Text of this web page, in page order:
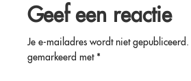
Geef een reactie
Je e-mailadres wordt niet gepubliceerd.
gemarkeerd met *